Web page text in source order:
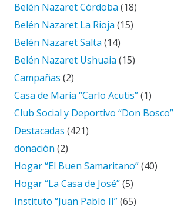
Belén Nazaret Córdoba (18)
Belén Nazaret La Rioja (15)
Belén Nazaret Salta (14)
Belén Nazaret Ushuaia (15)
Campañas (2)
Casa de María “Carlo Acutis”(1)
Club Social y Deportivo “Don Bosco”
Destacadas (421)
donación (2)
Hogar “El Buen Samaritano”(40)
Hogar “La Casa de José”(5)
Instituto “Juan Pablo II”(65)